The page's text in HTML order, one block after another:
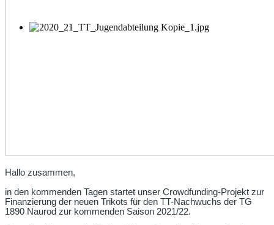
Hallo zusammen,
in den kommenden Tagen startet unser Crowdfunding-Projekt zur
Finanzierung der neuen Trikots für den TT-Nachwuchs der TG
1890 Naurod zur kommenden Saison 2021/22.